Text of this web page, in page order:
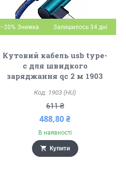
–20% Залишилось 34 дні
Кутовий кабель usb type-
c для швидкого
заряджання qc 2 м 1903
1903 (HU)
611 ₴
488,80 ₴
В наявності
Купити